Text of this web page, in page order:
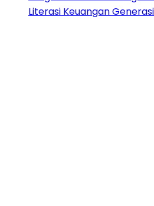
Literasi Keuangan